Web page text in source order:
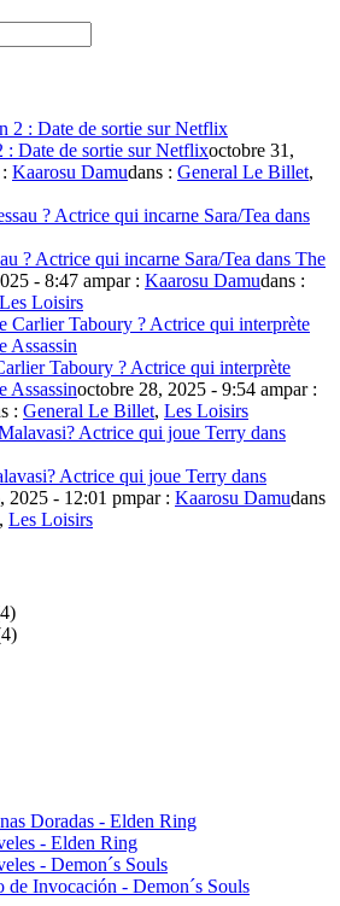
: Date de sortie sur Netflixoctobre 31,
Kaarosu Damudans : General Le Billet,
? Actrice qui incarne Sara/Tea dans The
- 8:47 ampar : Kaarosu Damudans :
Les Loisirs
Taboury ? Actrice qui interprète
Assassinoctobre 28, 2025 - 9:54 ampar :
: General Le Billet, Les Loisirs
Actrice qui joue Terry dans
2025 - 12:01 pmpar : Kaarosu Damudans
, Les Loisirs
Doradas - Elden Ring
- Elden Ring
- Demon´s Souls
de Invocación - Demon´s Souls